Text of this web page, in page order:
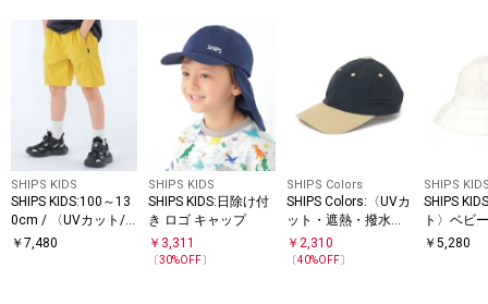
SHIPS KIDS
SHIPS KIDS:100～13
0cm / 〈UVカット/
接触冷感〉カラーシ
￥ 7,480
SHIPS KIDS
SHIPS KIDS:日除け付
き ロゴ キャップ
￥ 3,311
〔30%OFF〕
SHIPS Colors
SHIPS Colors:〈UVカ
ット・遮熱・撥水・
吸水速乾〉ヒートシ
ールド キャップ（KI
￥ 2,310
〔40%OFF〕
SHIPS
SHIPS
ト〉ベビ
ト
￥5,280